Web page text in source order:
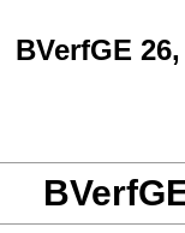
BVerfGE